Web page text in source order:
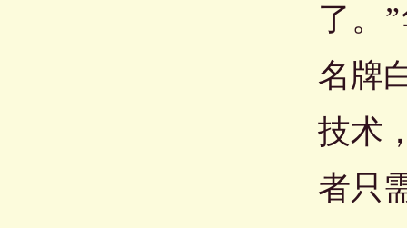
了。
名牌
技术
者只